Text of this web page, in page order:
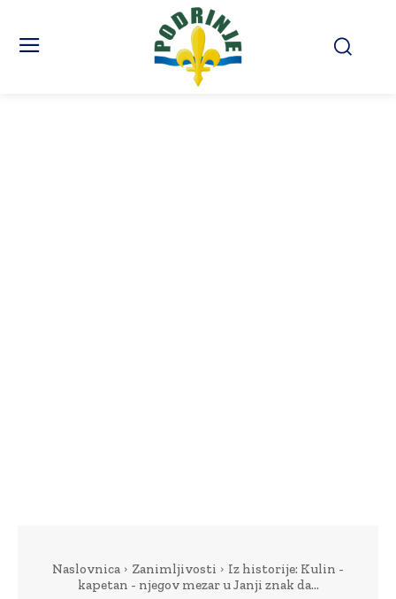
Naslovnica Zanimljivosti
Iz historije: Kulin -
kapetan - njegov mezar u Janji znak da...